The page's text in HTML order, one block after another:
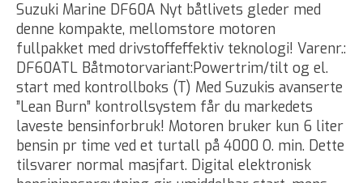
Suzuki Marine DF60A Nyt båtlivets gleder med
denne kompakte, mellomstore motoren
fullpakket med drivstoffeffektiv teknologi! Varenr.:
DF60ATL Båtmotorvariant:Powertrim/tilt og el.
start med kontrollboks (T) Med Suzukis avanserte
”Lean Burn” kontrollsystem får du markedets
laveste bensinforbruk! Motoren bruker kun 6 liter
bensin pr time ved et turtall på 4000 O. min. Dette
tilsvarer normal masjfart. Digital elektronisk